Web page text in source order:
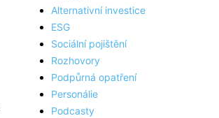
Alternativní investice
ESG
Sociální pojištění
Rozhovory
Podpůrná opatření
Personálie
Podcasty